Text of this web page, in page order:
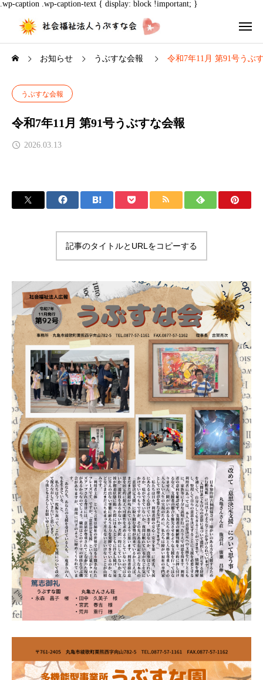
.wp-caption .wp-caption-text { display: block !important; }
お知らせ うぶすな会報 令和7年11月 第91号うぶ
うぶすな会報
令和7年11月 第91号うぶすな会報
2026.03.13
記事のタイトルとURLをコピーする